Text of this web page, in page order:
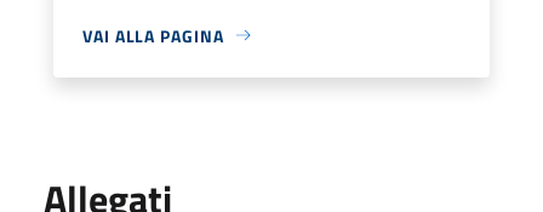
VAI ALLA PAGINA
Allegati